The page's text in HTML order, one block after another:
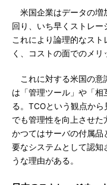
米国企業はデータの増
回り、いち早くストレー
これにより論理的なス
く、コストの面でのメリ
これに対する米国の意
は「管理ツール」や「
る。TCOという観点か
でも管理性を向上させた
かつてはサーバの付属
要なシステムとして認知
うな理由がある。